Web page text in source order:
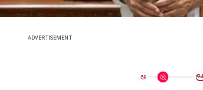
ADVERTISEMENT
ಅ